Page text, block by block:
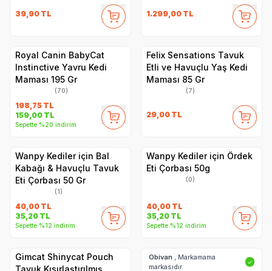
39,90 TL 1.299,00 TL
Royal Canin BabyCat
Instinctive Yavru Kedi
Maması 195 Gr
(70)
198,75 TL
159,00 TL
Sepette %20 indirim
Felix Sensations Tavuk
Etli ve Havuçlu Yaş Kedi
Maması 85 Gr
(7)
29,00 TL
Wanpy Kediler için Bal
Kabağı & Havuçlu Tavuk
Eti Çorbası 50 Gr
(1)
40,00 TL
35,20 TL
Sepette %12 indirim
Wanpy Kediler için Ördek
Eti Çorbası 50g
(0)
40,00 TL
35,20 TL
Sepette %12 indirim
Gimcat Shinycat Pouch
Tavuk Kısırlaştırılmış
Obivan , Markamama
markasıdır.
✓